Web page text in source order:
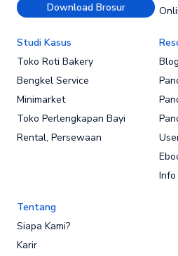
Download Brosur
Studi Kasus
Toko Roti Bakery
Bengkel Service
Minimarket
Toko Perlengkapan Bayi
Rental, Persewaan
Blog
Info
Tentang
Siapa Kami?
Karir